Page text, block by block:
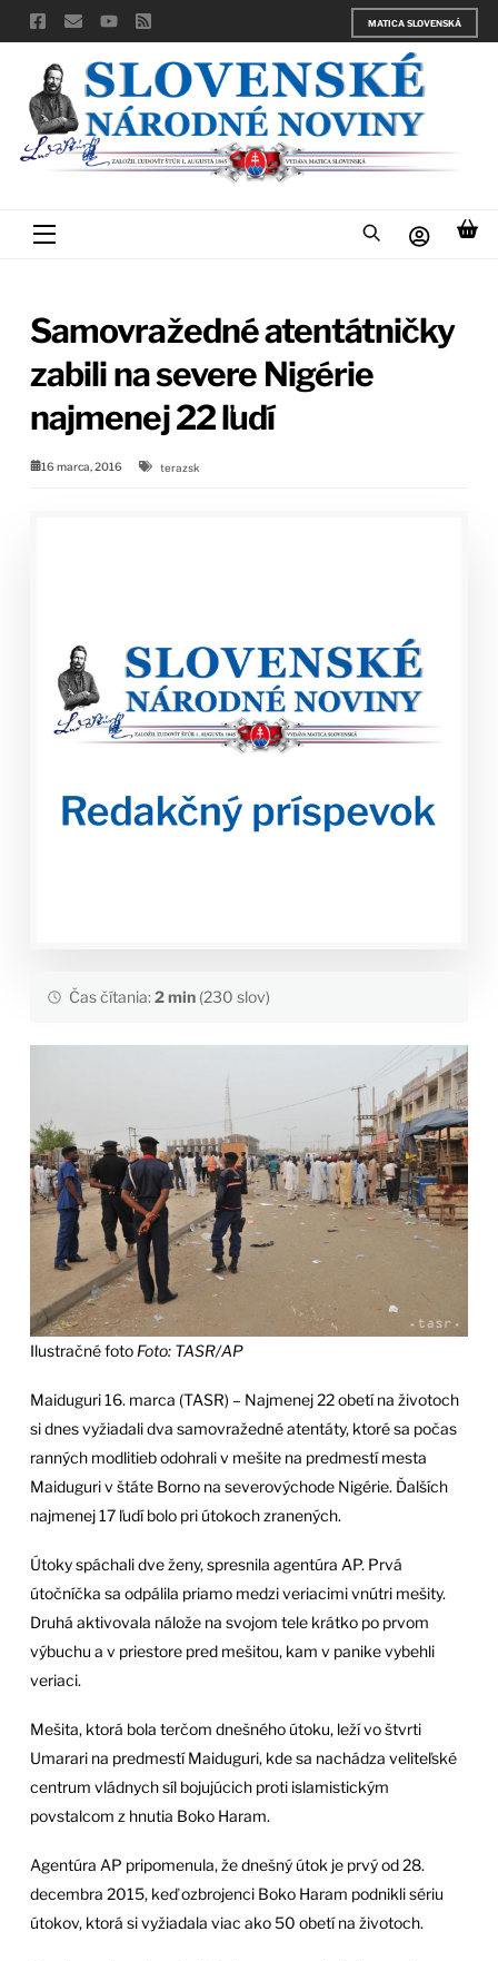
Skip
to
content
MATICA SLOVENSKÁ
Menu
Samovražedné atentátničky
zabili na severe Nigérie
najmenej 22 ľudí
16 marca, 2016 terazsk
Čas čítania:2 min(230 slov)
Ilustračné foto Foto: TASR/AP
Maiduguri 16. marca (TASR) – Najmenej 22 obetí na životoch
si dnes vyžiadali dva samovražedné atentáty, ktoré sa počas
ranných modlitieb odohrali v mešite na predmestí mesta
Maiduguri v štáte Borno na severovýchode Nigérie. Ďalších
najmenej 17 ľudí bolo pri útokoch zranených.
Útoky spáchali dve ženy, spresnila agentúra AP. Prvá
útočníčka sa odpálila priamo medzi veriacimi vnútri mešity.
Druhá aktivovala nálože na svojom tele krátko po prvom
výbuchu a v priestore pred mešitou, kam v panike vybehli
veriaci.
Mešita, ktorá bola terčom dnešného útoku, leží vo štvrti
Umarari na predmestí Maiduguri, kde sa nachádza veliteľské
centrum vládnych síl bojujúcich proti islamistickým
povstalcom z hnutia Boko Haram.
Agentúra AP pripomenula, že dnešný útok je prvý od 28.
decembra 2015, keď ozbrojenci Boko Haram podnikli sériu
útokov, ktorá si vyžiadala viac ako 50 obetí na životoch.